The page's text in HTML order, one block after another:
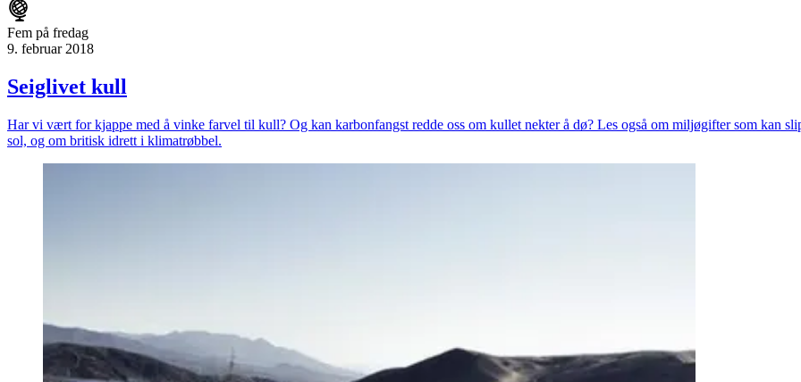
Fem på fredag
9. februar 2018
Seiglivet kull
Har vi vært for kjappe med å vinke farvel til kull? Og kan karbonfangst redde oss om kullet nekter å dø? Les også om miljøgifter som kan
sol, og om britisk idrett i klimatrøbbel.